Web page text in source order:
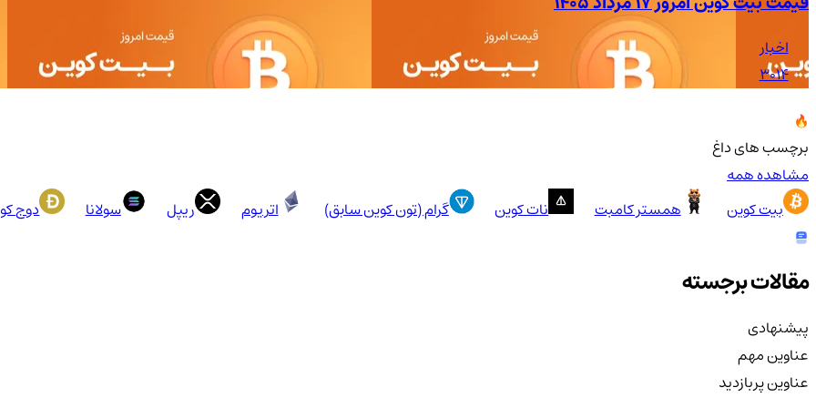
اخبار
3014
برچسب های داغ
مشاهده همه
بیت کوین
همستر کامبت نات کوین گرام (تون کوین سابق) اتریوم ریپل سولانا دوج
مقالات برجسته
پیشنهادی
عناوین مهم
عناوین پربازدید